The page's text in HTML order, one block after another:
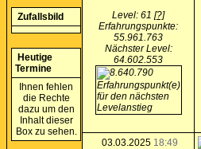
Zufallsbild
Heutige
Termine
Ihnen fehlen
die Rechte
dazu um den
Inhalt dieser
Box zu sehen.
Level: 61 [?]
Erfahrungspunkte:
55.961.763
Nächster Level:
64.602.553
03.03.2025 18:49